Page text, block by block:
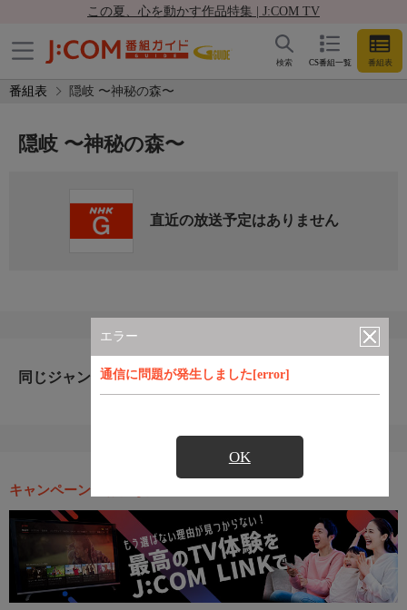
この夏、心を動かす作品特集 | J:COM TV
CS番組一覧 番組表
検索
番組表 隠岐 〜神秘の森〜
エラー
通信に問題が発生しました[error]
OK
隠岐 〜神秘の森〜
直近の放送予定はありません
同じジャンルのおすすめ番組
キャンペーン・お得な情報